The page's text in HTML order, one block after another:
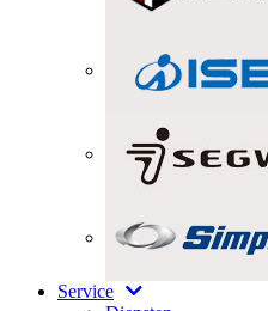
Service